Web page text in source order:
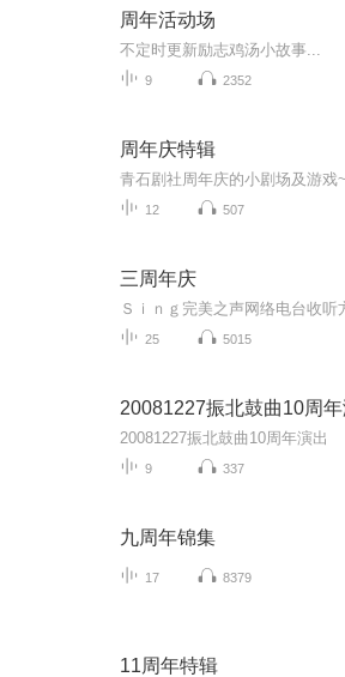
周年活动场
不定时更新励志鸡汤小故事...
9 2352
周年庆特辑
青石剧社周年庆的小剧场及游戏~
12 507
三周年庆
25 5015
20081227振北鼓曲10周年
20081227振北鼓曲10周年演出
9 337
九周年锦集
17 8379
11周年特辑